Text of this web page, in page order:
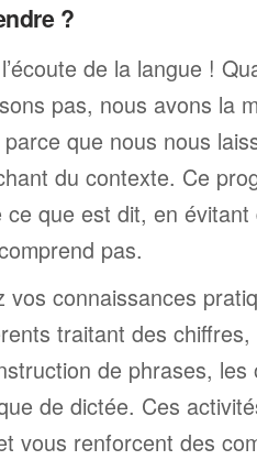
?
de la langue !
pas, nous avons la
parce que nous nous
du contexte. Ce
ce que est dit, en
pas.
vos connaissances
traitant des
de phrases, les
de dictée. Ces
vous renforcent des